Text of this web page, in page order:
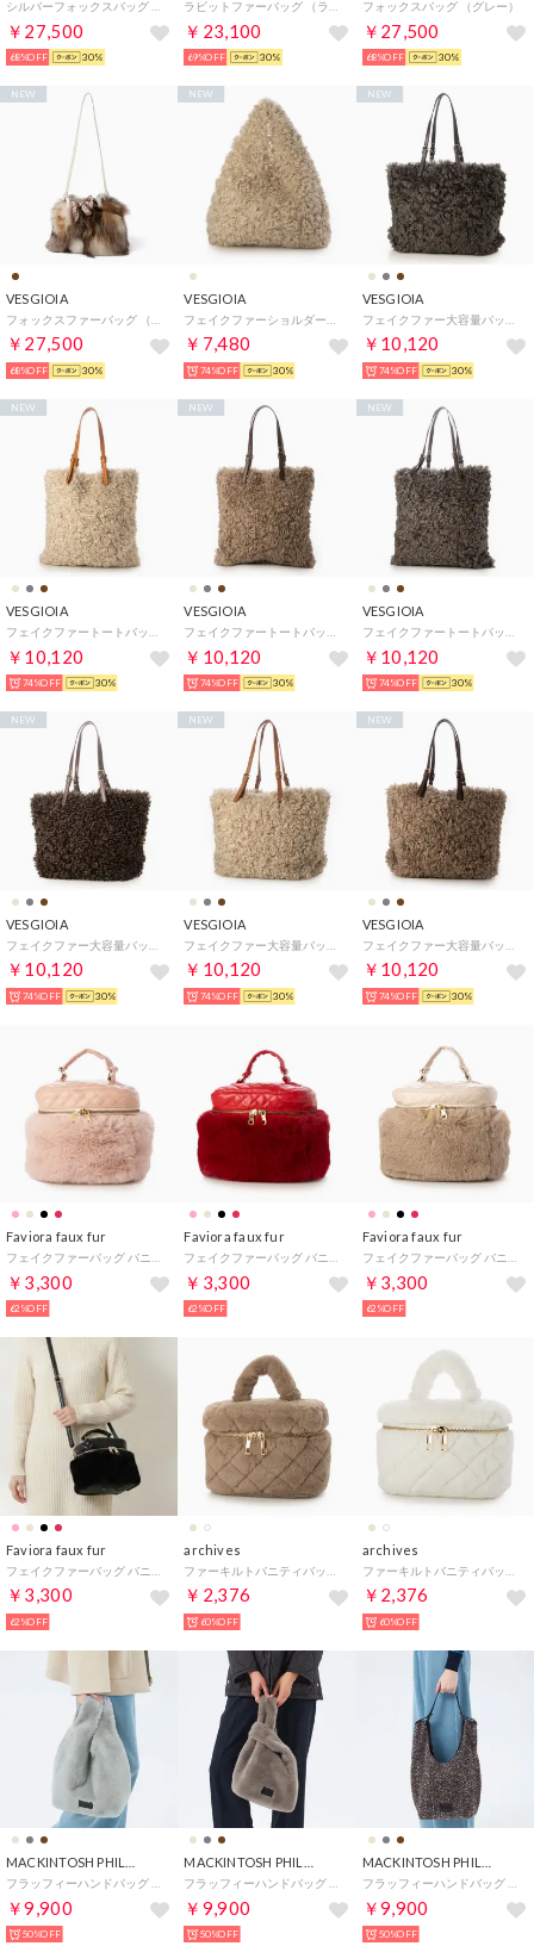
￥27,500
68%OFF 30%
￥23,100
69%OFF 30%
フォックスバッグ （グレー）
￥27,500
68%OFF 30%
VESGIOIA
￥27,500
NEW
68%OFF 30%
VESGIOIA
￥7,480
NEW
74%OFF 30%
VESGIOIA
￥10,120
NEW
74%OFF 30%
VESGIOIA
￥10,120
NEW
74%OFF 30%
VESGIOIA
￥10,120
NEW
74%OFF 30%
VESGIOIA
￥10,120
NEW
74%OFF 30%
VESGIOIA
￥10,120
NEW
74%OFF 30%
VESGIOIA
￥10,120
NEW
74%OFF 30%
VESGIOIA
￥10,120
NEW
74%OFF 30%
Faviora faux fur
￥3,300
62%OFF
Faviora faux fur
￥3,300
62%OFF
Faviora faux fur
￥3,300
62%OFF
Faviora faux fur
￥3,300
62%OFF
archives
￥2,376
60%OFF
archives
￥2,376
60%OFF
￥9,900
50%OFF
￥9,900
50%OFF
￥9,900
50%OFF